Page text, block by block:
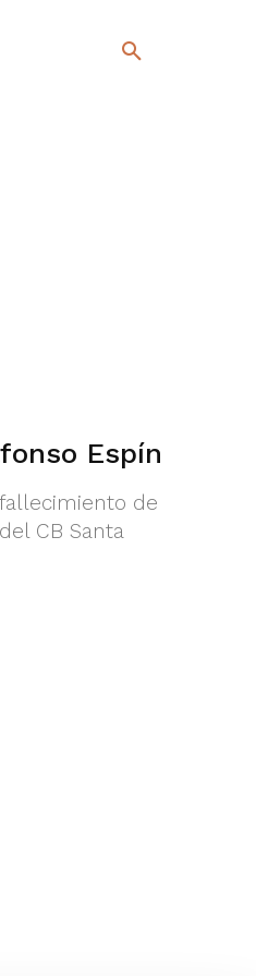
Espín
de
CB Santa